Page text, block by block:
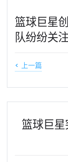
篮球巨星
队纷纷关
< 上一篇
篮球巨